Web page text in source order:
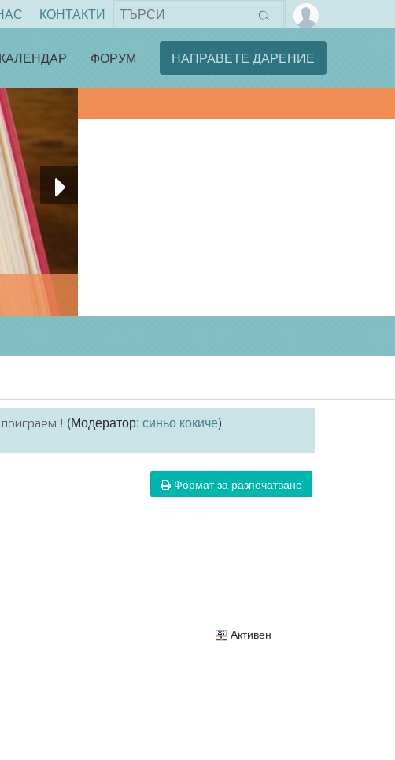
КОНТАКТИ
ФОРУМ НАПРАВЕТЕ ДАРЕНИЕ
! (Модератор:синьо кокиче)
Формат за разпечатване
Активен